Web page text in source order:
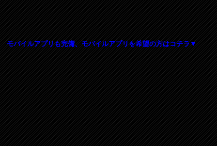
モバイルアプリも完備、モバイルアプリを希望の方はコチラ▼